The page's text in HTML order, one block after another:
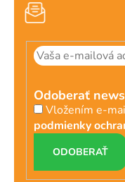
Odoberať
Vložením e-
podmienky
SA